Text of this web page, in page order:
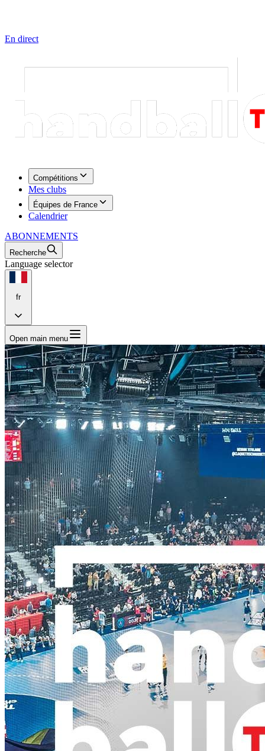
En direct
Compétitions
Mes clubs
Équipes de France
Calendrier
ABONNEMENTS
Recherche
Language selector
fr
Open main menu